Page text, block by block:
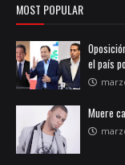
MOST POPULAR
el país
Muere